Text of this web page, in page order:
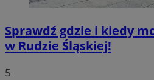
Sprawdź gdzie i kiedy
w Rudzie Śląskiej!
5